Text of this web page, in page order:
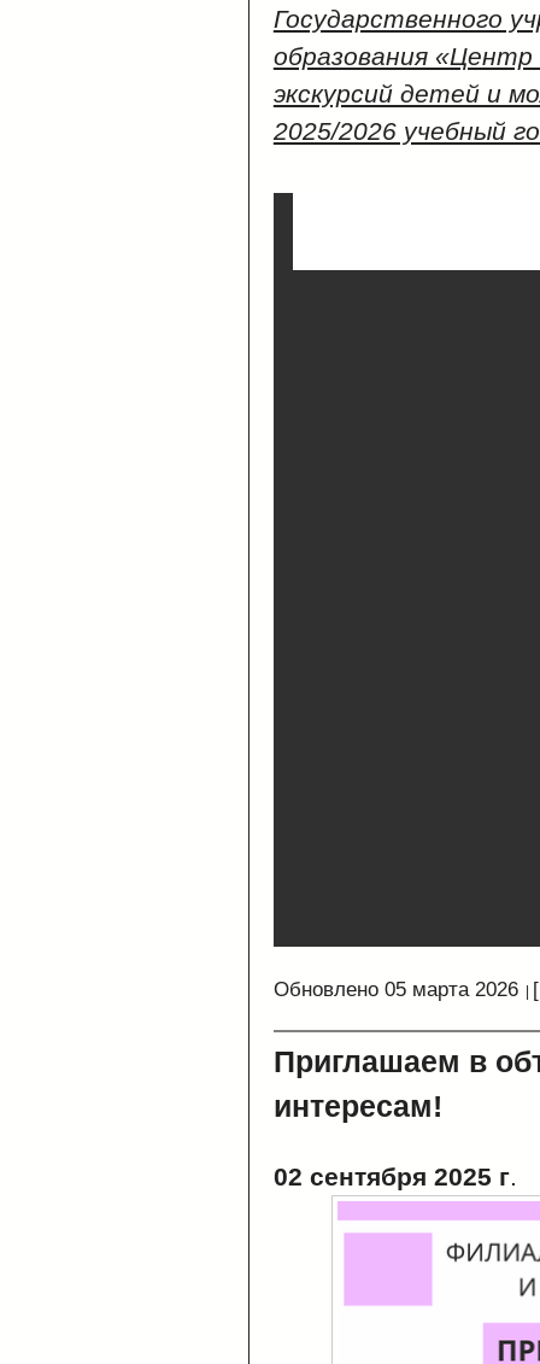
Государственного
образования
экскурсий детей и
2025/2026 учебный
Обновлено 05 марта 2026
Приглашаем в
интересам!
02 сентября 2025 г.